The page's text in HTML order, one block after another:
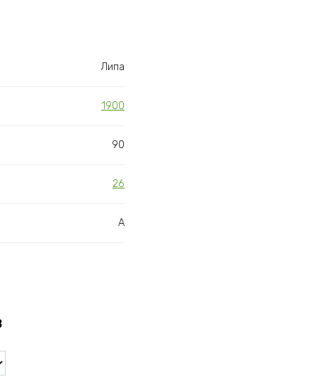
Липа
1900
90
26
А